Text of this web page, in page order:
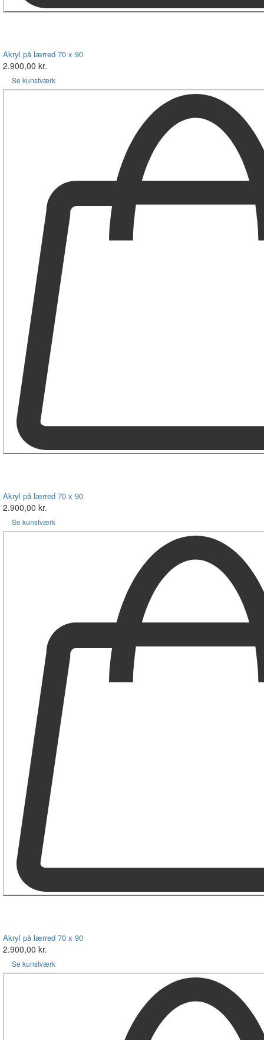
Akryl på lærred 70 x 90
2.900,00 kr.
Se kunstværk
Akryl på lærred 70 x 90
2.900,00 kr.
Se kunstværk
Akryl på lærred 70 x 90
2.900,00 kr.
Se kunstværk